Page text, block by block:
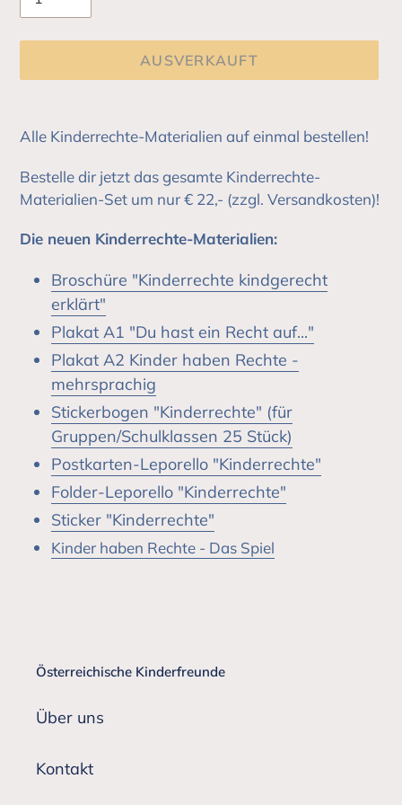
AUSVERKAUFT
wird
Warenkorb
hinzugefügt
Alle Kinderrechte-Materialien auf einmal bestellen!
Bestelle dir jetzt das gesamte Kinderrechte-
Materialien-Set um nur € 22,- (zzgl. Versandkosten)!
Die neuen Kinderrechte-Materialien:
Broschüre "Kinderrechte kindgerecht
erklärt"
Plakat A1 "Du hast ein Recht auf..."
Plakat A2 Kinder haben Rechte -
mehrsprachig
Stickerbogen "Kinderrechte" (für
Gruppen/Schulklassen 25 Stück)
Postkarten-Leporello "Kinderrechte"
Folder-Leporello "Kinderrechte"
Sticker "Kinderrechte"
Kinder haben Rechte - Das Spiel
Österreichische Kinderfreunde
Über uns
Kontakt